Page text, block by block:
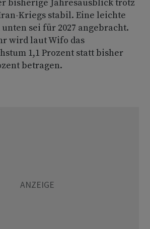
bisherige Jahresausblick trotz
Kriegs stabil. Eine leichte
sei für 2027 angebracht.
wird laut Wifo das
1,1 Prozent statt bisher
betragen.